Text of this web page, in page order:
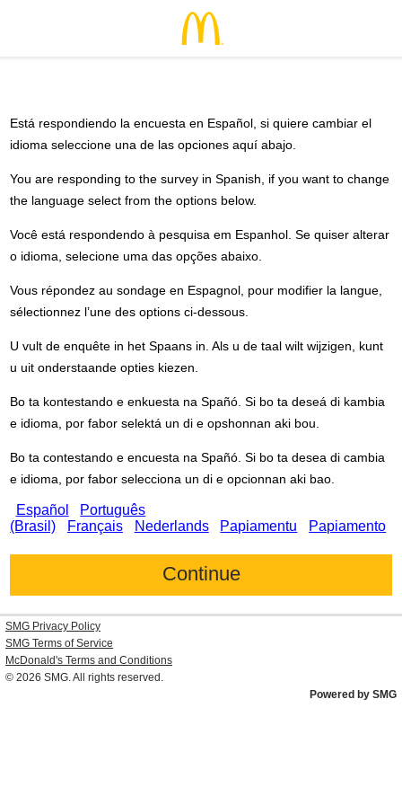
Está respondiendo la encuesta en Español, si quiere cambiar el
idioma seleccione una de las opciones aquí abajo.
You are responding to the survey in Spanish, if you want to change
the language select from the options below.
Você está respondendo à pesquisa em Espanhol. Se quiser alterar
o idioma, selecione uma das opções abaixo.
Vous répondez au sondage en Espagnol, pour modifier la langue,
sélectionnez l’une des options ci-dessous.
U vult de enquête in het Spaans in. Als u de taal wilt wijzigen, kunt
u uit onderstaande opties kiezen.
Bo ta kontestando e enkuesta na Spañó. Si bo ta deseá di kambia
e idioma, por fabor selektá un di e opshonnan aki bou.
Bo ta contestando e encuesta na Spañó. Si bo ta desea di cambia
e idioma, por fabor selecciona un di e opcionnan aki bao.
Español
Português
(Brasil)
Français Nederlands Papiamentu Papiamento
SMG Privacy Policy
SMG Terms of Service
McDonald's Terms and Conditions
© 2026 SMG . All rights reserved.
Powered by SMG